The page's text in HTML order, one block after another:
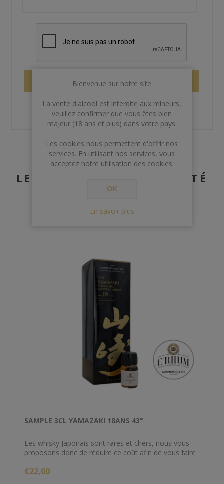
ENVOYER
LES CLIENTS AYANT ACHETÉ
CET ARTICLE ONT
ÉGALEMENT ACHETÉ :
SAMPLE 3CL YAMAZAKI 18ANS 43°
Les whisky Japonais sont rares et chers, nous vous
proposons donc de réduire ce coût afin de vous faire
€22,00
Bienvenue sur notre site
La vente d'alcool est interdite aux mineurs,
veuillez confirmer que vous êtes bien
majeur (18 ans et plus) dans votre pays.
Les cookies nous permettent d'offrir nos
services. En utilisant nos services, vous
acceptez notre utilisation des cookies.
OK
En savoir plus